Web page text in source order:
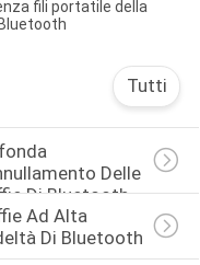
fili portatile della
Tutti
Delle
Di Bluetooth
Ad Alta
Di Bluetooth